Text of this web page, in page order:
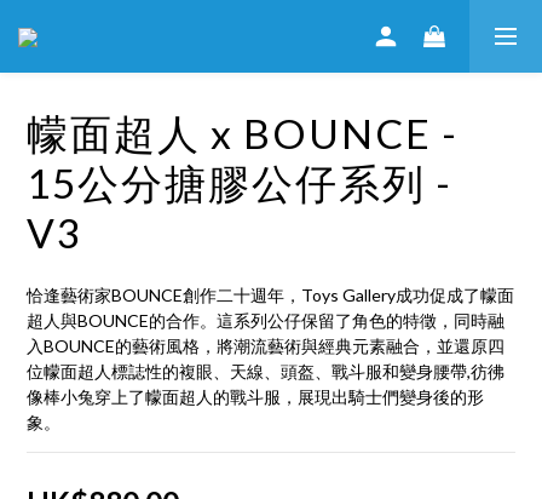
幪面超人 x BOUNCE -
15公分搪膠公仔系列 -
V3
恰逢藝術家BOUNCE創作二十週年，Toys Gallery成功促成了幪面
超人與BOUNCE的合作。這系列公仔保留了角色的特徵，同時融
入BOUNCE的藝術風格，將潮流藝術與經典元素融合，並還原四
位幪面超人標誌性的複眼、天線、頭盔、戰斗服和變身腰帶,彷彿
像棒小兔穿上了幪面超人的戰斗服，展現出騎士們變身後的形
象。